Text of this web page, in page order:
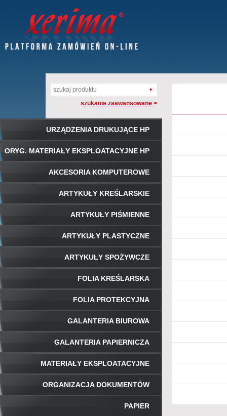
szukanie zaawansowane >
URZĄDZENIA DRUKUJĄCE HP
ORYG. MATERIAŁY EKSPLOATACYJNE HP
AKCESORIA KOMPUTEROWE
ARTYKUŁY KREŚLARSKIE
ARTYKUŁY PIŚMIENNE
ARTYKUŁY PLASTYCZNE
ARTYKUŁY SPOŻYWCZE
FOLIA KREŚLARSKA
FOLIA PROTEKCYJNA
GALANTERIA BIUROWA
GALANTERIA PAPIERNICZA
MATERIAŁY EKSPLOATACYJNE
ORGANIZACJA DOKUMENTÓW
PAPIER